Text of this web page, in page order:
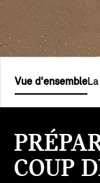
Vue d'ensemble
COUP